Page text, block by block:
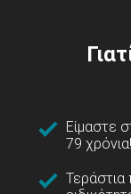
Είμαστε
79 χρόνια!
Τεράστια